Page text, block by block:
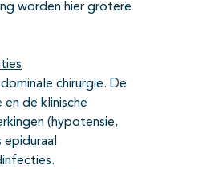
worden hier grotere
chirurgie. De
de klinische
(hypotensie,
epiduraal